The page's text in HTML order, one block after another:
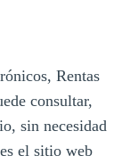
Rentas
consultar,
sin necesidad
el sitio web